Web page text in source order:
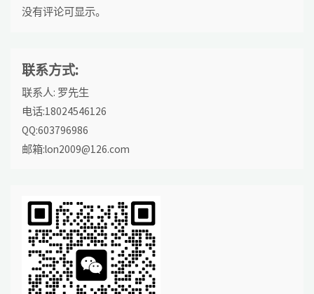
没有评论可显示。
联系方式:
联系人: 罗先生
电话:18024546126
QQ:603796986
邮箱:lon2009@126.com